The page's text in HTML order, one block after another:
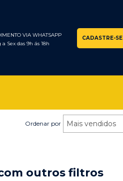
CADASTRE-SE
VIA WHATSAPP
a Sex das 9h ás 18h
Ordenar por
outros filtros